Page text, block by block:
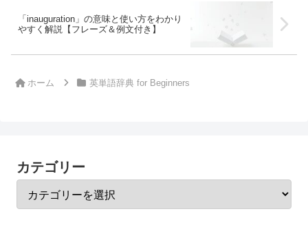
「inauguration」の意味と使い方をわかり
やすく解説【フレーズ＆例文付き】
ホーム 英単語辞典 for Beginners
カテゴリー